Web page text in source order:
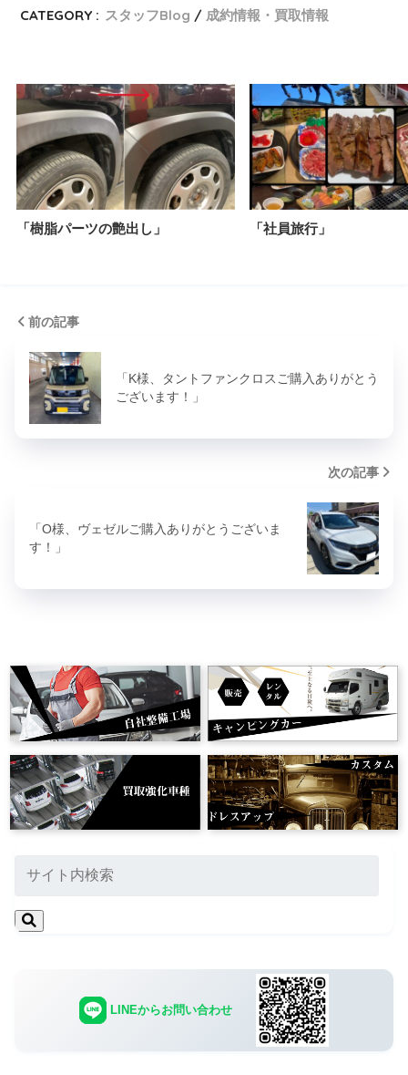
CATEGORY : スタッフBlog 成約情報・買取情報
「樹脂パーツの艶出し」 「社員旅行」
前の記事
「K様、タントファンクロスご購入ありがとう
ございます！」
次の記事
「O様、ヴェゼルご購入ありがとうございま
す！」
LINEからお問い合わせ